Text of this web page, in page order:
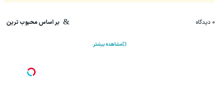
0 دیدگاه بر اساس محبوب ترین
مشاهده بیشتر